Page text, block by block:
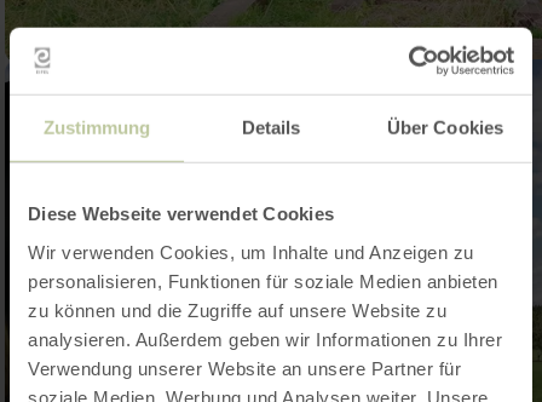
Zustimmung Details Über Cookies
Diese Webseite verwendet Cookies
Wir verwenden Cookies, um Inhalte und Anzeigen zu
personalisieren, Funktionen für soziale Medien anbieten
zu können und die Zugriffe auf unsere Website zu
analysieren. Außerdem geben wir Informationen zu Ihrer
Verwendung unserer Website an unsere Partner für
soziale Medien, Werbung und Analysen weiter. Unsere